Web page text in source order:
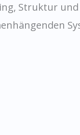
Struktur